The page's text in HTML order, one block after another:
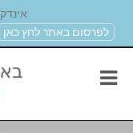
לפרסום באתר לחץ כאן